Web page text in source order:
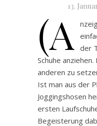
13.
(A
der
Schuhe
anderen zu
Ist man aus der
Joggingshosen
ersten
Begeisterung